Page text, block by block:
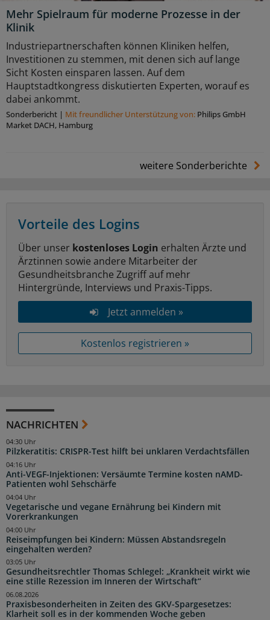
Mehr Spielraum für moderne Prozesse in der
Klinik
Industriepartnerschaften können Kliniken helfen,
Investitionen zu stemmen, mit denen sich auf lange
Sicht Kosten einsparen lassen. Auf dem
Hauptstadtkongress diskutierten Experten, worauf es
dabei ankommt.
Sonderbericht | Mit freundlicher Unterstützung von: Philips GmbH
Market DACH, Hamburg
weitere Sonderberichte
Vorteile des Logins
Über unser kostenloses Login erhalten Ärzte und
Ärztinnen sowie andere Mitarbeiter der
Gesundheitsbranche Zugriff auf mehr
Hintergründe, Interviews und Praxis-Tipps.
Jetzt anmelden »
Kostenlos registrieren »
NACHRICHTEN
Pilzkeratitis: CRISPR-Test hilft bei unklaren Verdachtsfällen
04:30 Uhr
Anti-VEGF-Injektionen: Versäumte Termine kosten nAMD-
Patienten wohl Sehschärfe
04:16 Uhr
Vegetarische und vegane Ernährung bei Kindern mit
Vorerkrankungen
04:04 Uhr
Reiseimpfungen bei Kindern: Müssen Abstandsregeln
eingehalten werden?
04:00 Uhr
Gesundheitsrechtler Thomas Schlegel: „Krankheit wirkt wie
eine stille Rezession im Inneren der Wirtschaft“
03:05 Uhr
Praxisbesonderheiten in Zeiten des GKV-Spargesetzes:
Klarheit soll es in der kommenden Woche geben
06.08.2026